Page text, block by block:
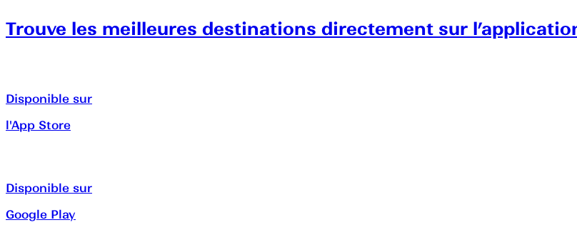
Trouve les meilleures destinations directement sur
Disponible sur
l'App Store
Disponible sur
Google Play